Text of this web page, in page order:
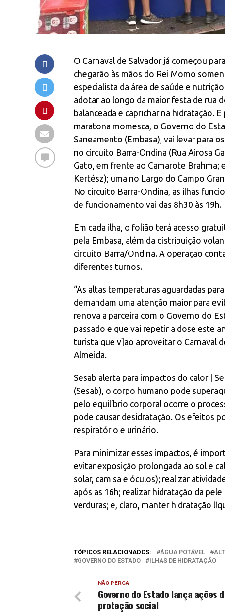
O Carnaval de Salvador já começou
chegarão às mãos do Rei Momo
especialista da área de saúde e
adotar ao longo da maior festa de rua
balanceada e caprichar na hidratação. E
maratona momesca, o Governo do
Saneamento (Embasa), vai levar para
no circuito Barra-Ondina (Rua Airosa
Gato, em frente ao Camarote Brahma;
Kertész); uma no Largo do Campo
No circuito Barra-Ondina, as ilhas
de funcionamento vai das 8h30 às 19h.
Em cada ilha, o folião terá acesso
pela Embasa, além da distribuição
circuito Barra/Ondina. A operação
diferentes turnos.
“As altas temperaturas aguardadas
demandam uma atenção maior para
renova a parceira com o Governo do
passado e que vai repetir a dose este
turista que v]ao aproveitar o Carnaval
Almeida.
Sesab alerta para impactos do calor |
(Sesab), o corpo humano pode
pelo equilíbrio corporal ocorre o
pode causar desidratação. Os efeitos
respiratório e urinário.
Para minimizar esses impactos, é
evitar exposição prolongada ao sol e
solar, camisa e óculos); realizar
após as 16h; realizar hidratação da
verduras; e, claro, manter hidratação
TÓPICOS RELACIONADOS: ÁGUA POTÁVEL
GOVERNO DO ESTADO
ILHAS DE HIDRATAÇÃO
NÃO PERCA
Governo do Estado lança ações
proteção social